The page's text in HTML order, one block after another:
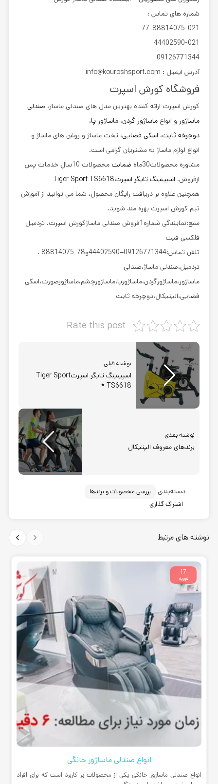
شماره های تماس :
77-88814075-021
44402590-021
09126771344
آدرس ایمیل : info@kouroshsport.com
فروشگاه کورش اسپرت
کورش اسپرت ارائه کننده بهترین مدل های صندلی ماساژ، صندلی
ماساژور و انواع ماساژور گردن، ماساژور پا،
دوچرخه ثابت، اسکی فضایی، تخت ماساژ و روغن های ماساژ و
انواع لوازم ماساژ به مشتریان گرامی است.
مشاوره محصولات30ماه
ضمانت
محصولات 10سال خدمات پس
ازفروش. اسپینینگ تایگر اسپرتTiger Sport TS6618
همچنین علاوه بر دریافت رایگان محصول، شما می توانید از آموزش
تیم کورش اسپرت بهره مند شوید.
منبع:نمایندگی شماره1فروش صندلی ماساژکورش اسپرت. تردمیل
فلکسی فیت
تلفن تماس:09126771344–44402590و78-88814075 .
تردمیل،صندلی ماساژ،صندلی
ماساژور،ماساژورگردن،ماساژورپا،ماساژورچشم،ماساژورصورت،اسکی
فضایی،الپتیکال،دوچرخه ثابت
Rate this post
نوشته قبلی
اسپینینگ تایگر اسپرتTiger Sport
TS6618 *
نوشته بعدی
برندهای معروف الپتیکال
دسته‌بندی
بررسی محصولات و برندها
اشتراک گذاری
نوشته های مرتبط
17
فوریه
انواع صندلی ماساژور خانگی
انواع صندلی ماساژور خانگی یکی از محصولات پر کاربرد است که برای افراد